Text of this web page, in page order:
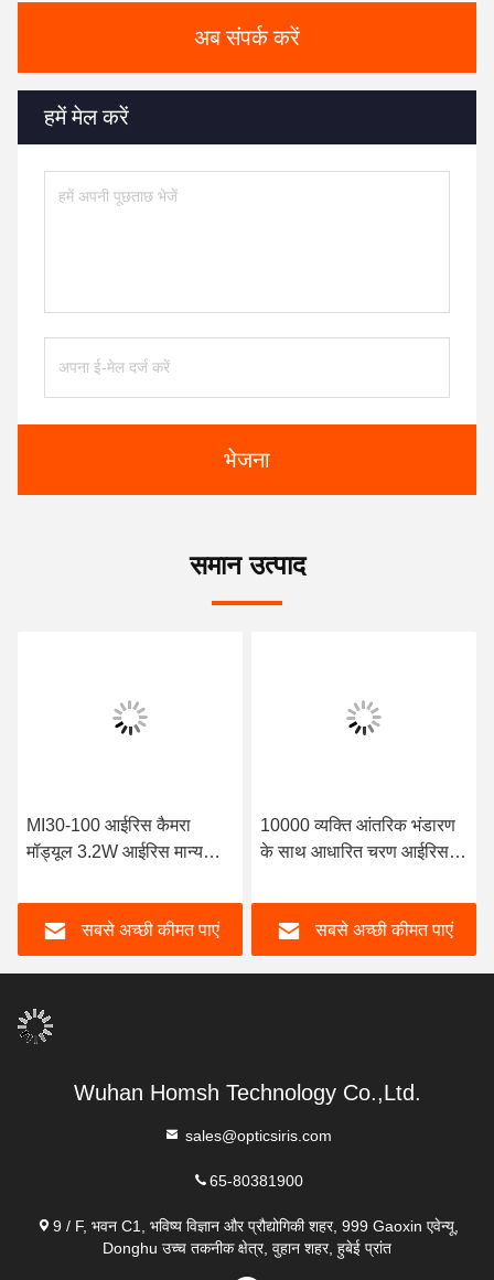
अब संपर्क करें
हमें मेल करें
भेजना
समान उत्पाद
MI30-100 आईरिस कैमरा
मॉड्यूल 3.2W आईरिस मान्यता
सबसे अच्छी कीमत पाएं
10000 व्यक्ति आंतरिक भंडारण
के साथ आधारित चरण आईरिस
एल्गोरिथ्म
सबसे अच्छी कीमत पाएं
Wuhan Homsh Technology Co.,Ltd.
sales@opticsiris.com
65-80381900
9 / F, भवन C1, भविष्य विज्ञान और प्रौद्योगिकी शहर, 999 Gaoxin एवेन्यू,
Donghu उच्च तकनीक क्षेत्र, वुहान शहर, हुबेई प्रांत